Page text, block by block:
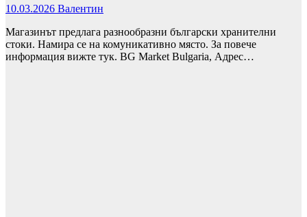
10.03.2026 Валентин
Магазинът предлага разнообразни български хранителни
стоки. Намира се на комуникативно място. За повече
информация вижте тук. BG Market Bulgaria, Адрес…